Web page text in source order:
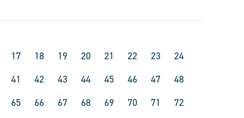
17 18 19 20 21 22 23
24
41 42 43 44 45 46 47
48
65 66 67 68 69 70 71
72